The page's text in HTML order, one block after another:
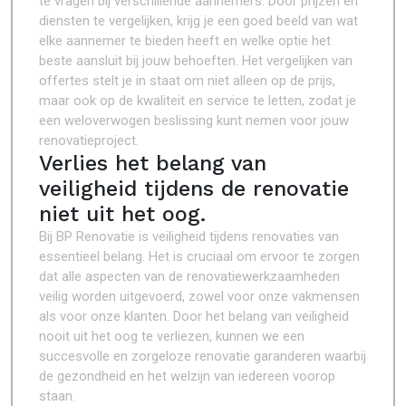
diensten te vergelijken, krijg je een goed beeld van wat
elke aannemer te bieden heeft en welke optie het
beste aansluit bij jouw behoeften. Het vergelijken van
offertes stelt je in staat om niet alleen op de prijs,
maar ook op de kwaliteit en service te letten, zodat je
een weloverwogen beslissing kunt nemen voor jouw
renovatieproject.
Verlies het belang van
veiligheid tijdens de renovatie
niet uit het oog.
Bij BP Renovatie is veiligheid tijdens renovaties van
essentieel belang. Het is cruciaal om ervoor te zorgen
dat alle aspecten van de renovatiewerkzaamheden
veilig worden uitgevoerd, zowel voor onze vakmensen
als voor onze klanten. Door het belang van veiligheid
nooit uit het oog te verliezen, kunnen we een
succesvolle en zorgeloze renovatie garanderen waarbij
de gezondheid en het welzijn van iedereen voorop
staan.